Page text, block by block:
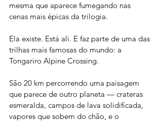
mesma que aparece fumegando nas
cenas mais épicas da trilogia.
Ela existe. Está ali. E faz parte de uma das
trilhas mais famosas do mundo: a
Tongariro Alpine Crossing.
São 20 km percorrendo uma paisagem
que parece de outro planeta — crateras
esmeralda, campos de lava solidificada,
vapores que sobem do chão, e o